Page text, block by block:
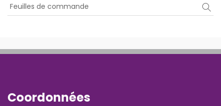
Feuilles de commande
Coordonnées